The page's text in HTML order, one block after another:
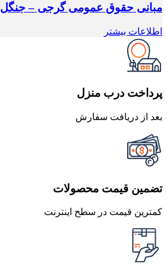
مبانی حقوق عمومی گرجی – جنگل
اطلاعات بیشتر
پرداخت درب منزل
بعد از دریافت سفارش
تضمین قیمت محصولات
کمترین قیمت در سطح اینترنت